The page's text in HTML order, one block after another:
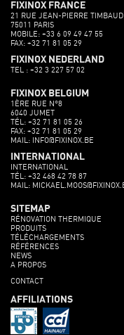
FIXINOX FRANCE
21 RUE JEAN-PIERRE TIMBAUD
75011 PARIS
MOBILE: +33 6 09 49 47 55
FAX: +32 71 81 05 29
FIXINOX NEDERLAND
TEL : +32 3 227 57 02
FIXINOX BELGIUM
1ÈRE RUE N°8
6040 JUMET
TÉL: +32 71 81 05 26
FAX: +32 71 81 05 29
MAIL: INFO@FIXINOX.BE
INTERNATIONAL
INTERNATIONAL
TÉL: +32 468 42 78 87
MAIL:
SITEMAP
RÉNOVATION THERMIQUE
PRODUITS
TÉLÉCHARGEMENTS
RÉFÉRENCES
NEWS
A PROPOS
CONTACT
AFFILIATIONS